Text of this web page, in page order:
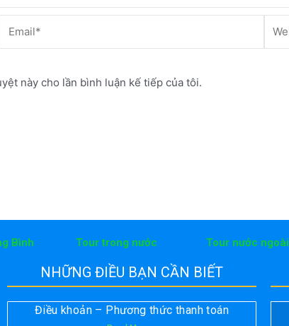
này cho lần bình luận kế tiếp của tôi.
Bình Tour trong nước Tour nước ngoài
NHỮNG ĐIỀU BẠN CẦN BIẾT
Điều khoản – Phương thức thanh toán